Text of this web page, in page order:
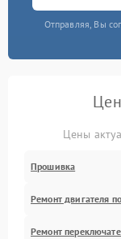
Отправляя, Вы
Цены
Прошивка
Ремонт двигателя
Ремонт